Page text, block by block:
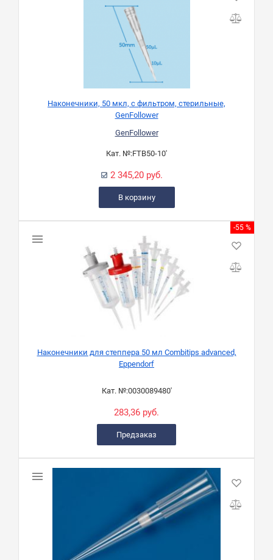
Наконечники, 50 мкл, с фильтром, стерильные,
GenFollower
GenFollower
Кат. №:FTB50-10'
2 345,20 руб.
В корзину
-55 %
Наконечники для степпера 50 мл Combitips advanced,
Eppendorf
Кат. №:0030089480'
283,36 руб.
Предзаказ